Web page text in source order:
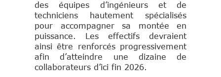
des équipes d’ingénieurs et de
techniciens hautement spécialisés
pour accompagner sa montée en
puissance. Les effectifs devraient
ainsi être renforcés progressivement
afin d’atteindre une dizaine de
collaborateurs d’ici fin 2026.